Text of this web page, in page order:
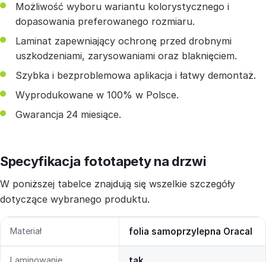
Możliwość wyboru wariantu kolorystycznego i
dopasowania preferowanego rozmiaru.
Laminat zapewniający ochronę przed drobnymi
uszkodzeniami, zarysowaniami oraz blaknięciem.
Szybka i bezproblemowa aplikacja i łatwy demontaż.
Wyprodukowane w 100% w Polsce.
Gwarancja 24 miesiące.
Specyfikacja fototapety na drzwi
W poniższej tabelce znajdują się wszelkie szczegóły
dotyczące wybranego produktu.
Materiał folia samoprzylepna Oracal
Laminowanie